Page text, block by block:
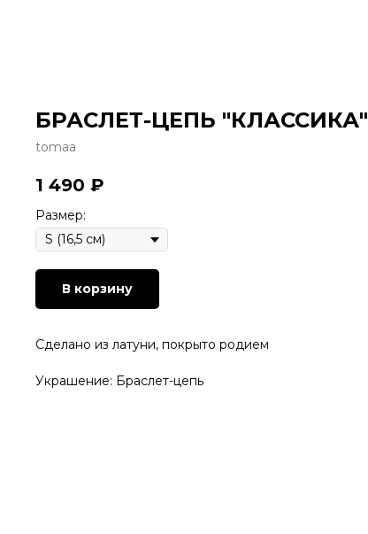
БРАСЛЕТ-ЦЕПЬ "КЛАССИКА"
tomaa
1 490 ₽
Размер:
В корзину
Сделано из латуни, покрыто родием
Украшение: Браслет-цепь